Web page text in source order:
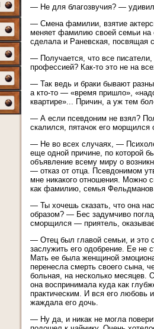
— Не для благозвучия? —
— Смена фамилии, взятие
меняет фамилию своей семьи
сделала и Раневская, посвящая
— Получается, что все
профессией? Как-то это не на
— Так ведь и браки бывают
а кто-то — «время пришло»,
квартире»... Причин, а уж тем
— А если псевдоним не взял?
скалился, пятачок его
— Не во всех случаях, —
еще одной причине, по которой
объявление всему миру о
— отказ от отца. Псевдонимом
мне никакого отношения. Можно
как фамилию, семья
— Ты хочешь сказать, что она
образом? — Бес задумчиво
сморщился — приятель,
— Отец был главой семьи, и это
заслужить его одобрение. Ее не
Мать ее была женщиной
перенесла смерть своего сына,
больная, на несколько месяцев.
она воспринимала куда как
практическим. И вся его любовь
жаждала его дочь.
— Ну да, и никак не могла